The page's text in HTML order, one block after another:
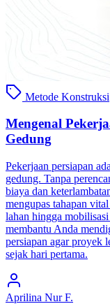
Metode Konstruksi
Mengenal
Gedung
Pekerjaan persiapan
gedung. Tanpa
biaya dan
mengupas tahapan
lahan hingga
membantu Anda
persiapan agar proyek
sejak hari pertama.
Aprilina Nur F.